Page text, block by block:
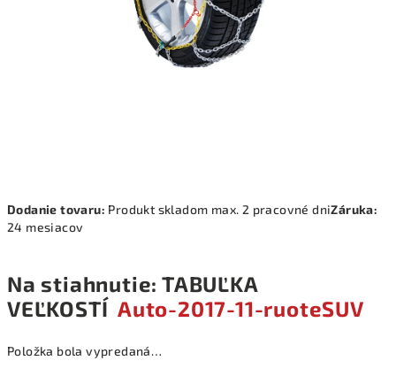
Dodanie tovaru: Produkt skladom max. 2 pracovné dniZáruka:
24 mesiacov
Na stiahnutie: TABUĽKA
VEĽKOSTÍAuto-2017-11-ruoteSUV
Položka bola vypredaná…